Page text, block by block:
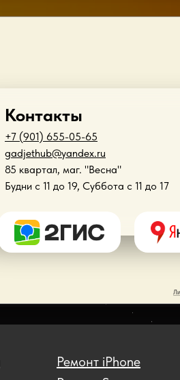
+7 (901) 655-05-65
gadjethub@yandex.ru
85 квартал, маг. "Весна"
Будни с 11 до 19, Суббота с 11 до 17
Контакты
Ремонт iPhone